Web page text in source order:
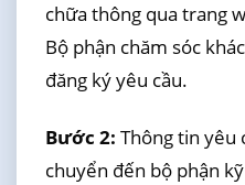
chữa thông qua trang
Bộ phận chăm sóc
đăng ký yêu cầu.
Bước 2: Thông tin yêu
chuyển đến bộ phận